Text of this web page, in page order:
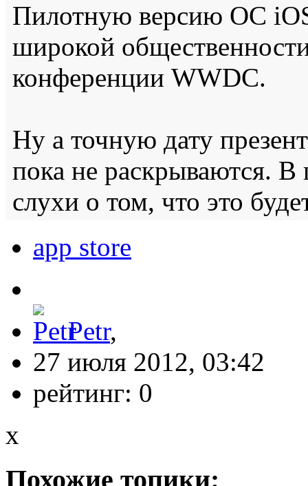
Пилотную версию ОС
широкой
конференции WWDC.
Ну а точную дату
пока не раскрываются. В
слухи о том, что это
app store
Petr,
27 июля 2012, 03:42
рейтинг: 0
x
Похожие топики: